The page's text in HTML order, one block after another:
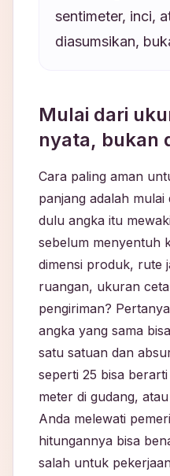
sentimeter, inci,
diasumsikan,
Mulai dari
nyata, bukan
Cara paling aman
panjang adalah
dulu angka itu
sebelum menyentuh
dimensi produk, rute
ruangan, ukuran
pengiriman?
angka yang sama
satu satuan dan
seperti 25 bisa
meter di gudang,
Anda melewati
hitungannya bisa
salah untuk